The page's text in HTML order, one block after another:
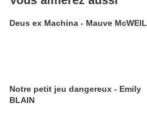
Deus ex Machina - Mauve McWEIL
Notre petit jeu dangereux - Emily
BLAIN